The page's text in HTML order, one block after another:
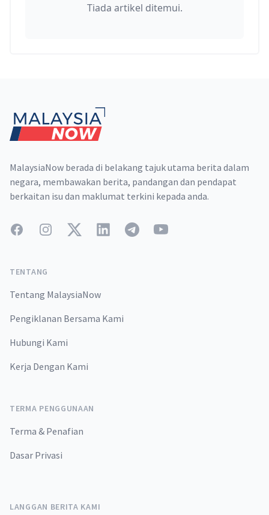
Tiada artikel ditemui.
MalaysiaNow berada di belakang tajuk utama berita dalam
negara, membawakan berita, pandangan dan pendapat
berkaitan isu dan maklumat terkini kepada anda.
FacebookInstagramTwitterLinkedInTelegramYouTube
TENTANG
Tentang MalaysiaNow
Pengiklanan Bersama Kami
Hubungi Kami
Kerja Dengan Kami
TERMA PENGGUNAAN
Terma & Penafian
Dasar Privasi
LANGGAN BERITA KAMI